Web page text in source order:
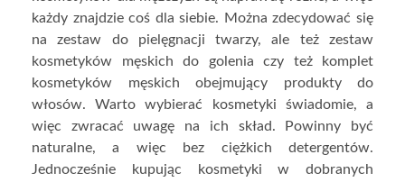
każdy znajdzie coś dla siebie. Można zdecydować się
na zestaw do pielęgnacji twarzy, ale też zestaw
kosmetyków męskich do golenia czy też komplet
kosmetyków męskich obejmujący produkty do
włosów. Warto wybierać kosmetyki świadomie, a
więc zwracać uwagę na ich skład. Powinny być
naturalne, a więc bez ciężkich detergentów.
Jednocześnie kupując kosmetyki w dobranych